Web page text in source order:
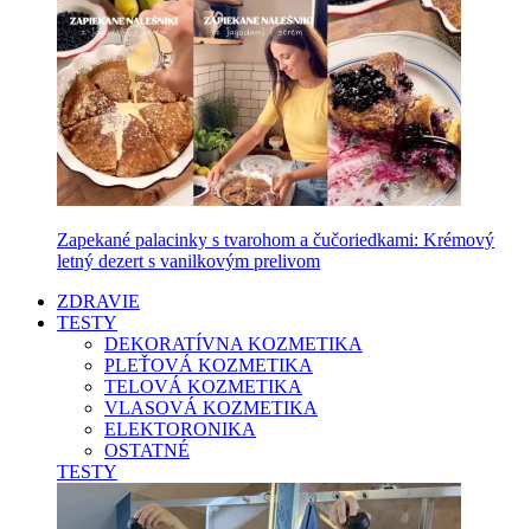
Zapekané palacinky s tvarohom a čučoriedkami: Krémový
letný dezert s vanilkovým prelivom
ZDRAVIE
TESTY
DEKORATÍVNA KOZMETIKA
PLEŤOVÁ KOZMETIKA
TELOVÁ KOZMETIKA
VLASOVÁ KOZMETIKA
ELEKTORONIKA
OSTATNÉ
TESTY